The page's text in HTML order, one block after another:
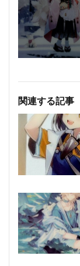
関連する記事